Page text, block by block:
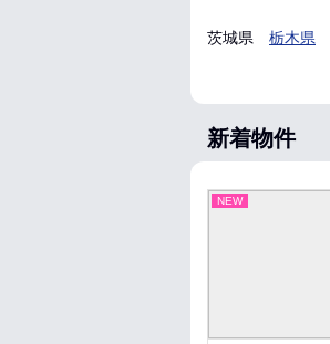
茨城県 栃木県
新着物件
NEW